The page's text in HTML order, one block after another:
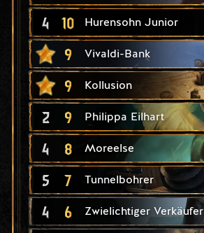
4 10 Hurensohn Junior
9 Vivaldi-Bank
9 Kollusion
2 9 Philippa Eilhart
4 8 Moreelse
5 7 Tunnelbohrer
4 6 Zwielichtiger Verkäufer